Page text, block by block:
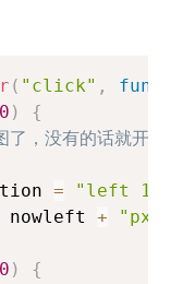
( "click" ,
)
{
，没有的话就开始
=
"left
nowleft + "px"
)
{